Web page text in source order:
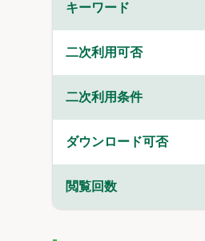
キーワード
二次利用可否
二次利用条件
ダウンロード可否
閲覧回数